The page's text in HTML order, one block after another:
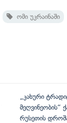
ომი უკრაინაში
„კახური
მეღვინეობის“
რუსეთის